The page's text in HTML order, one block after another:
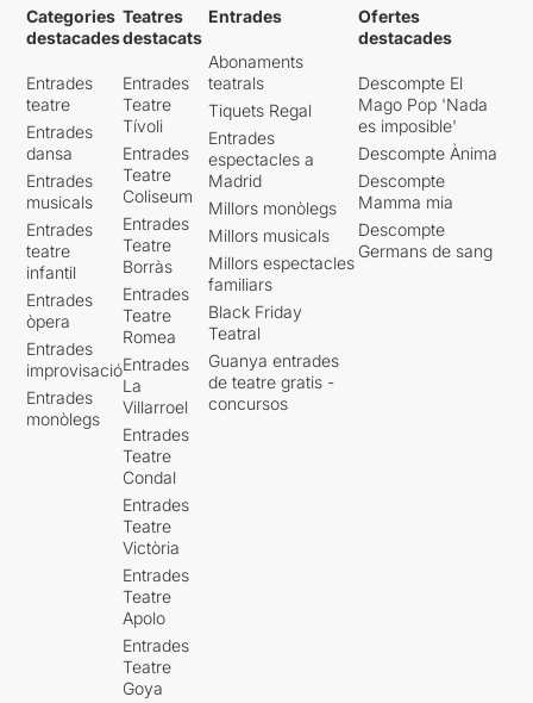
original, només heu de clicar
Categories
destacades
Entrades
teatre
Entrades
dansa
Entrades
musicals
Entrades
teatre
infantil
Entrades
òpera
Entrades
improvisació
Entrades
monòlegs
Teatres
destacats
Entrades
Teatre
Tívoli
Entrades
Teatre
Coliseum
Entrades
Teatre
Borràs
Entrades
Teatre
Romea
Entrades
La
Villarroel
Entrades
Teatre
Condal
Entrades
Teatre
Victòria
Entrades
Teatre
Apolo
Entrades
Teatre
Goya
Entrades
Abonaments
teatrals
Tiquets Regal
Entrades
espectacles a
Madrid
Millors monòlegs
Millors musicals
Millors espectacles
familiars
Black Friday
Teatral
Guanya entrades
de teatre gratis -
concursos
Ofertes
destacades
Descompte El
Mago Pop 'Nada
es imposible'
Descompte Ànima
Descompte
Mamma mia
Descompte
Germans de sang